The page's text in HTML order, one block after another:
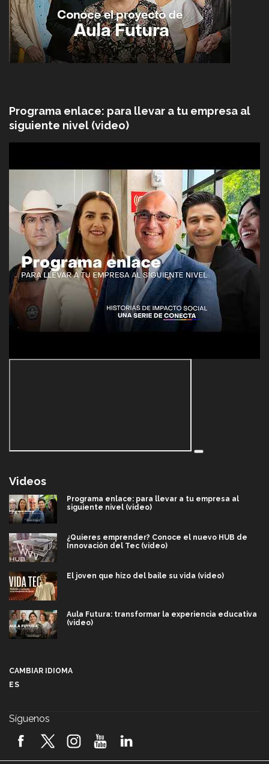
Programa enlace: para llevar a tu empresa al
siguiente nivel (video)
Videos
Programa enlace: para llevar a tu empresa al
siguiente nivel (video)
¿Quieres emprender? Conoce el nuevo HUB de
Innovación del Tec (video)
El joven que hizo del baile su vida (video)
Aula Futura: transformar la experiencia educativa
(video)
2026! (video)
CAMBIAR IDIOMA
ES
Síguenos